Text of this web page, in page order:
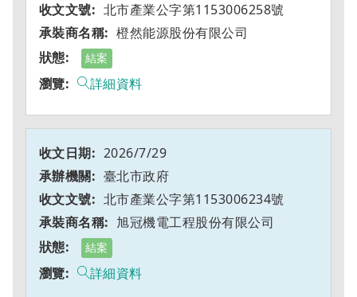
北市產業公字第1153006258號
橙然能源股份有限公司
結案
詳細資料
2026/7/29
臺北市政府
北市產業公字第1153006234號
旭冠機電工程股份有限公司
結案
詳細資料